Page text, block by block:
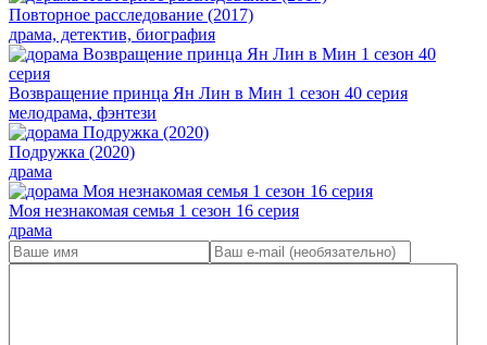
Повторное расследование (2017)
драма, детектив, биография
Возвращение принца Ян Лин в Мин 1 сезон 40 серия
мелодрама, фэнтези
Подружка (2020)
драма
Моя незнакомая семья 1 сезон 16 серия
драма